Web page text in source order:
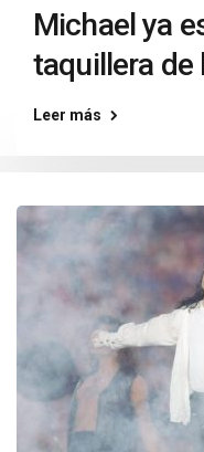
Michael ya
taquillera de
Leer más